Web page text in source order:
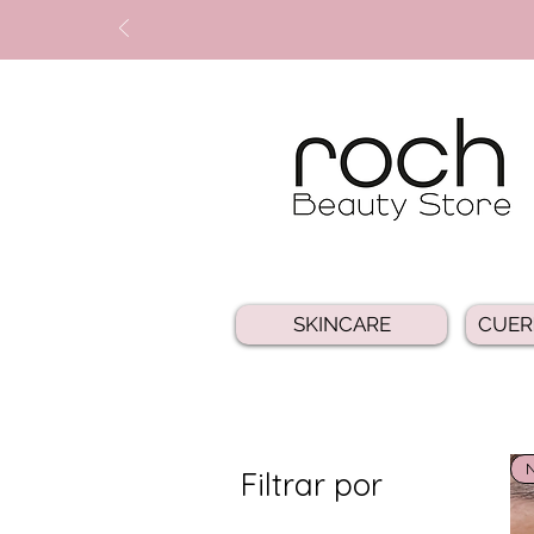
SKINCARE
Filtrar por